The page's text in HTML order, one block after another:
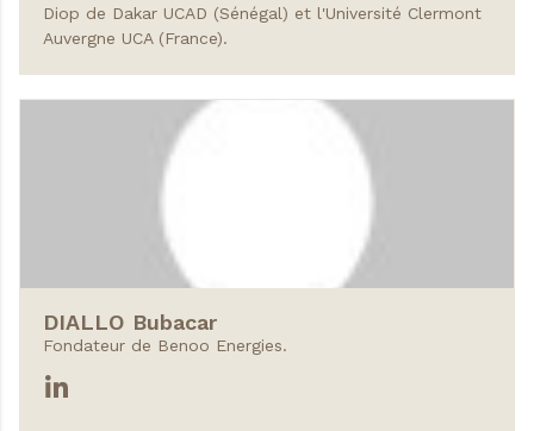
Diop de Dakar UCAD (Sénégal) et l'Université Clermont
Auvergne UCA (France).
DIALLO Bubacar
Fondateur de Benoo Energies.